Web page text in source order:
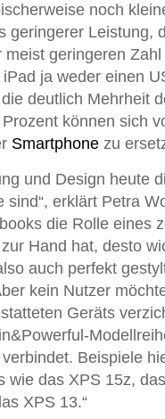
noch
geringerer Leistung,
geringeren
ja weder einen
deutlich Mehrheit
können sich
Smartphone zu
und Design heute
sind“, erklärt Petra
die Rolle eines
Hand hat, desto
auch perfekt
kein Nutzer
Geräts
Beispiele
wie das XPS 15z,
XPS 13.“